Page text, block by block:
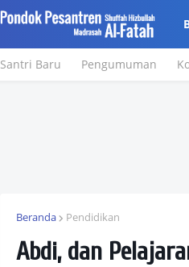
Santri Baru Pengumuman
Beranda Pendidikan
Abdi, dan